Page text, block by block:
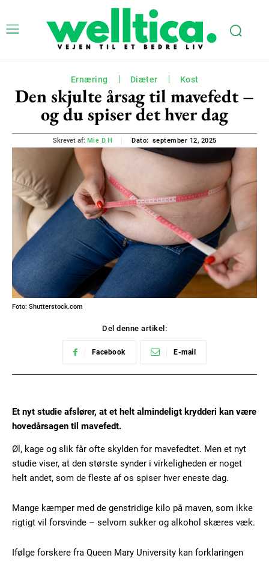
Ernæring Diæter Kost
Den skjulte årsag til mavefedt –
og du spiser det hver dag
Skrevet af: Mie D.H Dato: september 12, 2025
Foto: Shutterstock.com
Del denne artikel:
Facebook E-mail
Et nyt studie afslører, at et helt almindeligt krydderi kan være
hovedårsagen til mavefedt.
Øl, kage og slik får ofte skylden for mavefedtet. Men et nyt
studie viser, at den største synder i virkeligheden er noget
helt andet, som de fleste af os spiser hver eneste dag.
Mange kæmper med de genstridige kilo på maven, som ikke
rigtigt vil forsvinde – selvom sukker og alkohol skæres væk.
Ifølge forskere fra Queen Mary University kan forklaringen